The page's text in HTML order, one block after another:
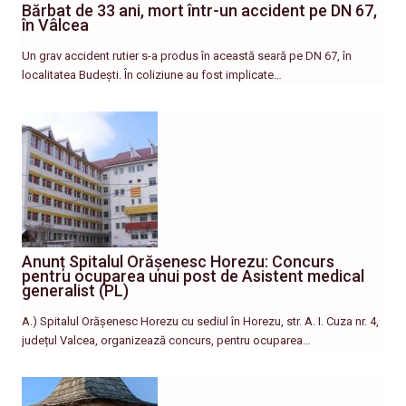
Bărbat de 33 ani, mort într-un accident pe DN 67,
în Vâlcea
Un grav accident rutier s-a produs în această seară pe DN 67, în
localitatea Budești. În coliziune au fost implicate…
Anunț Spitalul Orășenesc Horezu: Concurs
pentru ocuparea unui post de Asistent medical
generalist (PL)
A.) Spitalul Orășenesc Horezu cu sediul în Horezu, str. A. I. Cuza nr. 4,
județul Valcea, organizează concurs, pentru ocuparea…